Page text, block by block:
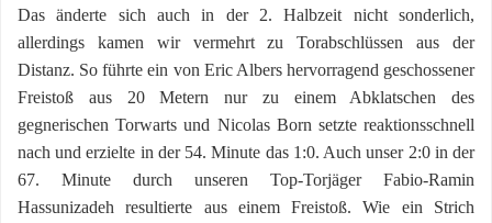
Das änderte sich auch in der 2. Halbzeit nicht sonderlich,
allerdings kamen wir vermehrt zu Torabschlüssen aus der
Distanz. So führte ein von Eric Albers hervorragend geschossener
Freistoß aus 20 Metern nur zu einem Abklatschen des
gegnerischen Torwarts und Nicolas Born setzte reaktionsschnell
nach und erzielte in der 54. Minute das 1:0. Auch unser 2:0 in der
67. Minute durch unseren Top-Torjäger Fabio-Ramin
Hassunizadeh resultierte aus einem Freistoß. Wie ein Strich